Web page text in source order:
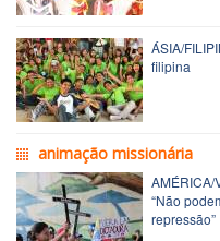
ÁSIA/
filipina
animação missionária
AMÉRICA/
“Não
repressão”